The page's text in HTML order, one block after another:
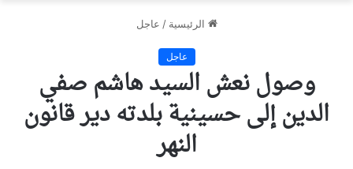
الرئيسية / عاجل
عاجل
وصول نعش السيد هاشم صفي
الدين إلى حسينية بلدته دير قانون
النهر